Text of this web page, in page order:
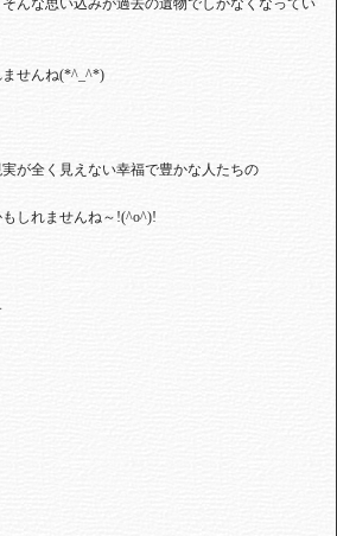
んな思い込みが過去の遺物でしかなくなってい
せんね(*^_^*)
が全く見えない幸福で豊かな人たちの
しれませんね～ !(^o^)!